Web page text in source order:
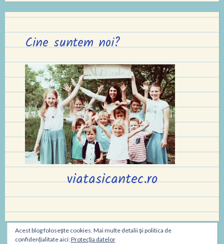
Cine suntem noi?
viatasicantec.ro
Acest blog folosește cookies. Mai multe detalii și politica de
confidențialitate aici:Protecția datelor